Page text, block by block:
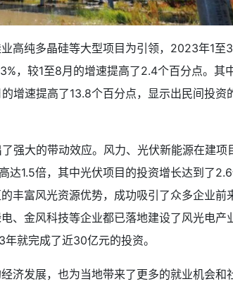
高纯多晶硅等大型项目为引领，2023年1至
，较1至8月的增速提高了2.4个百分点。其中
增速提高了13.8个百分点，显示出民间投资
强大的带动效应。风力、光伏新能源在建项
1.5倍，其中光伏项目的投资增长达到了2.6
丰富风光资源优势，成功吸引了众多企业前
、金风科技等企业都已落地建设了风光电产
就完成了近30亿元的投资。
济发展，也为当地带来了更多的就业机会和